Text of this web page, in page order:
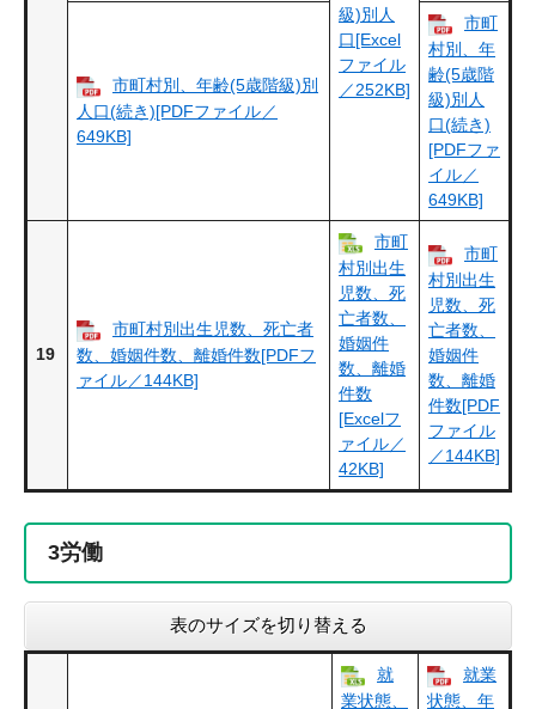
級)別人
口[Excel
ファイル
／252KB]
市町村別、年齢(5歳階級)別
人口(続き)[PDFファイル／
649KB]
市町
村別、年
齢(5歳階
級)別人
口(続き)
[PDFファ
イル／
649KB]
19
市町村別出生児数、死亡者
数、婚姻件数、離婚件数[PDFフ
ァイル／144KB]
市町
村別出生
児数、死
亡者数、
婚姻件
数、離婚
件数
[Excelフ
ァイル／
42KB]
市町
村別出生
児数、死
亡者数、
婚姻件
数、離婚
件数[PDF
ファイル
／144KB]
3労働
表のサイズを切り替える
就
業状態、
就業
状態、年